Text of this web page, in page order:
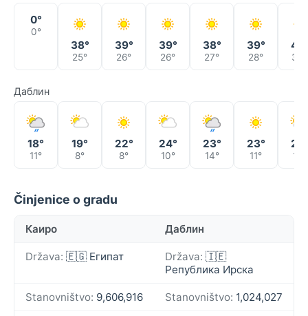
0°
0°
38°
25°
39°
26°
39°
26°
38°
27°
39°
28° 30°
Даблин
18°
11°
19°
8°
22°
8°
24°
10°
23°
14°
23°
11° 13°
Činjenice o gradu
Каиро Даблин
Država: 🇪🇬 Египат Država: 🇮🇪
Република Ирска
Stanovništvo: 9,606,916 Stanovništvo: 1,024,027